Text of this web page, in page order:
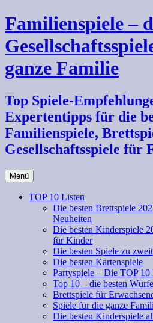
Zum
Inhalt
springen
Familienspiele –
ganze Familie
Top Spiele-
Expertentipps für die
Familienspiele,
Gesellschaftsspiele für
Menü
TOP 10 Listen
Die besten Brettspiele
Neuheiten
Die besten Kinderspiele
für Kinder
Die besten Spiele zu zweit
Die besten Kartenspiele
Partyspiele – Die TOP 10
Top 10 – die besten
Brettspiele für
Spiele für die ganze
Die besten Kinderspiele